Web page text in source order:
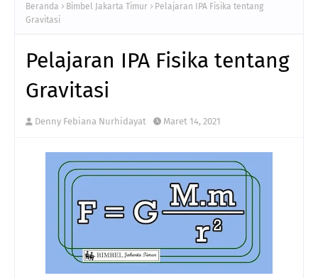
Beranda Bimbel Jakarta Timur
Pelajaran IPA Fisika tentang
Gravitasi
Pelajaran IPA Fisika tentang
Gravitasi
Denny Febiana Nurhidayat Maret 14, 2021